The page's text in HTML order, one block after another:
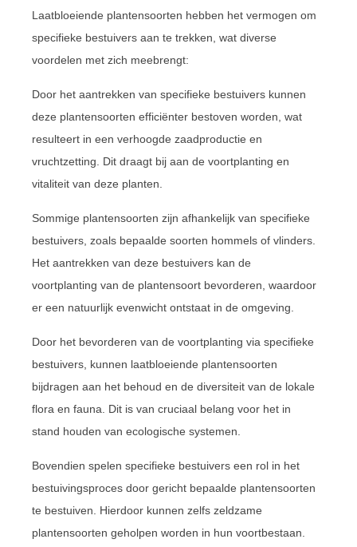
Laatbloeiende plantensoorten hebben het vermogen om
specifieke bestuivers aan te trekken, wat diverse
voordelen met zich meebrengt:
Door het aantrekken van specifieke bestuivers kunnen
deze plantensoorten efficiënter bestoven worden, wat
resulteert in een verhoogde zaadproductie en
vruchtzetting. Dit draagt bij aan de voortplanting en
vitaliteit van deze planten.
Sommige plantensoorten zijn afhankelijk van specifieke
bestuivers, zoals bepaalde soorten hommels of vlinders.
Het aantrekken van deze bestuivers kan de
voortplanting van de plantensoort bevorderen, waardoor
er een natuurlijk evenwicht ontstaat in de omgeving.
Door het bevorderen van de voortplanting via specifieke
bestuivers, kunnen laatbloeiende plantensoorten
bijdragen aan het behoud en de diversiteit van de lokale
flora en fauna. Dit is van cruciaal belang voor het in
stand houden van ecologische systemen.
Bovendien spelen specifieke bestuivers een rol in het
bestuivingsproces door gericht bepaalde plantensoorten
te bestuiven. Hierdoor kunnen zelfs zeldzame
plantensoorten geholpen worden in hun voortbestaan.